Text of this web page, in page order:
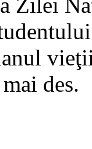
des.